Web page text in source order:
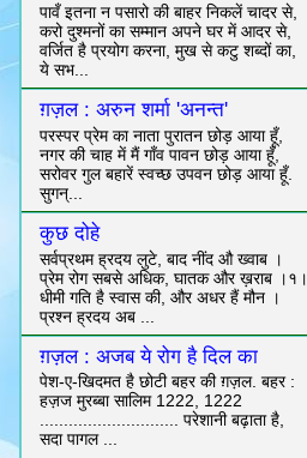
पावँ इतना न पसारो की बाहर निकलें चादर से,
करो दुश्मनों का सम्मान अपने घर में आदर से,
वर्जित है प्रयोग करना, मुख से कटु शब्दों का,
ये सभ...
ग़ज़ल : अरुन शर्मा 'अनन्त'
परस्पर प्रेम का नाता पुरातन छोड़ आया हूँ,
नगर की चाह में मैं गाँव पावन छोड़ आया हूँ,
सरोवर गुल बहारें स्वच्छ उपवन छोड़ आया हूँ.
सुगन्...
कुछ दोहे
सर्वप्रथम ह्रदय लुटे, बाद नींद औ ख्वाब ।
प्रेम रोग सबसे अधिक, घातक और ख़राब ।१।
धीमी गति है स्वास की, और अधर हैं मौन ।
प्रश्न ह्रदय अब ...
ग़ज़ल : अजब ये रोग है दिल का
पेश-ए-खिदमत है छोटी बहर की ग़ज़ल. बहर :
हज़ज मुरब्बा सालिम 1222, 1222
............................. परेशानी बढ़ाता है,
सदा पागल ...